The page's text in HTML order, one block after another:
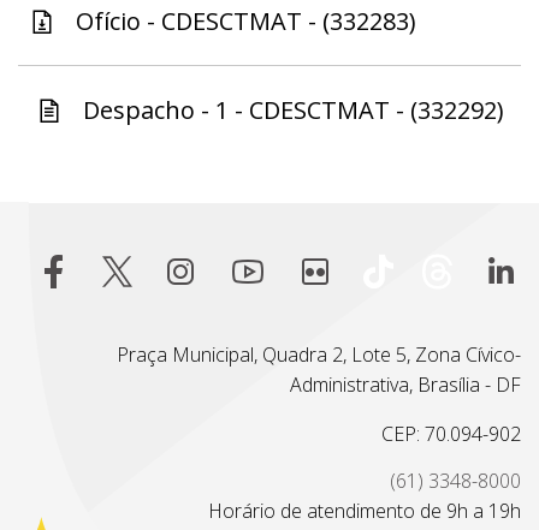
Ofício - CDESCTMAT - (332283)
Despacho - 1 - CDESCTMAT - (332292)
Praça Municipal, Quadra 2, Lote 5, Zona Cívico-
Administrativa, Brasília - DF
CEP: 70.094-902
(61) 3348-8000
Horário de atendimento de 9h a 19h